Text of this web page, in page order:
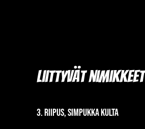
Liittyvät nimikkeet
3. Riipus, simpukka kulta